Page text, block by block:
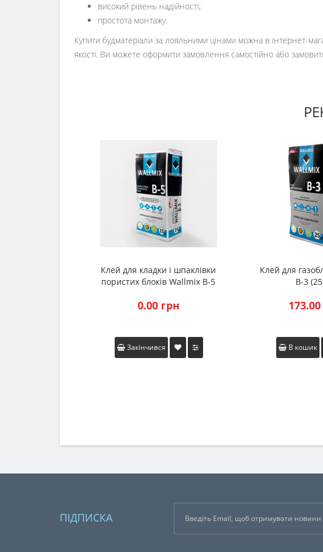
високий рівень надійності;
простота монтажу.
Купити будматеріали за лояльними цінами можна в інтернет-
якості. Ви можете оформити замовлення самостійно або
Клей для кладки і шпаклівки
пористих блоків Wallmix В-5
0.00 грн
Закінчився
Клей для
В-3
В кошик
ПІДПИСКА